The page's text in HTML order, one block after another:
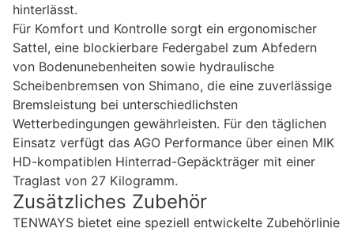
hinterlässt.
Für Komfort und Kontrolle sorgt ein ergonomischer
Sattel, eine blockierbare Federgabel zum Abfedern
von Bodenunebenheiten sowie hydraulische
Scheibenbremsen von Shimano, die eine zuverlässige
Bremsleistung bei unterschiedlichsten
Wetterbedingungen gewährleisten. Für den täglichen
Einsatz verfügt das AGO Performance über einen MIK
HD-kompatiblen Hinterrad-Gepäckträger mit einer
Traglast von 27 Kilogramm.
Zusätzliches Zubehör
TENWAYS bietet eine speziell entwickelte Zubehörlinie